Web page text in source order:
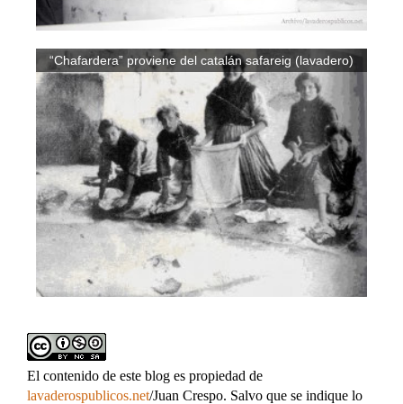
“Chafardera” proviene del catalán safareig (lavadero)
El contenido de este blog es propiedad de
lavaderospublicos.net/Juan Crespo. Salvo que se indique lo